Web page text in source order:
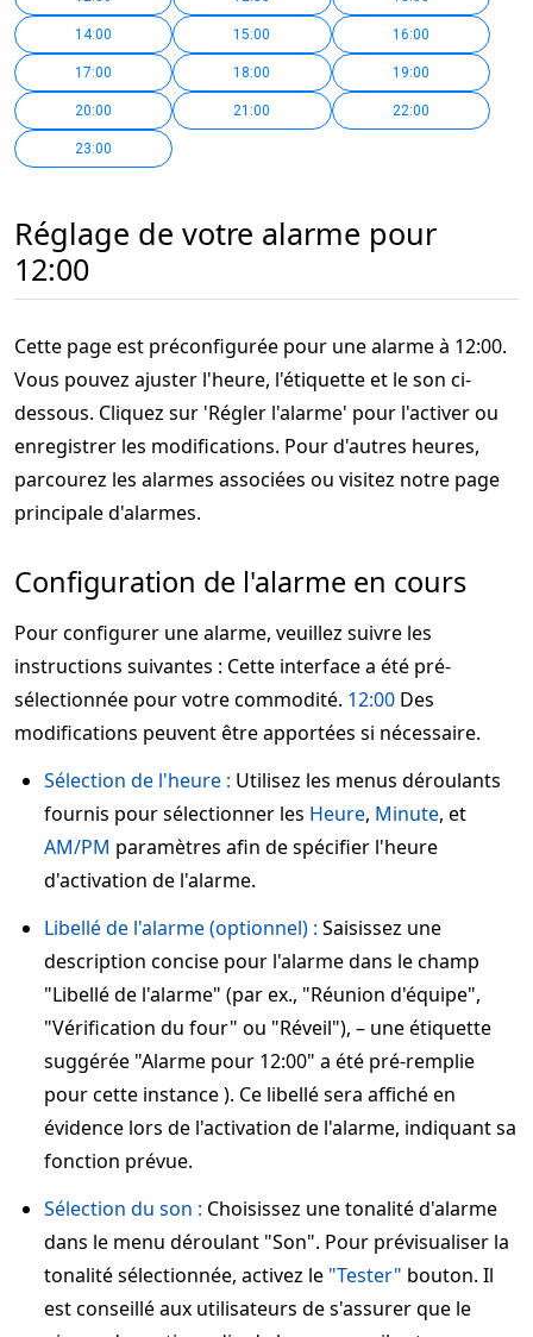
14:00 15:00 16:00
17:00 18:00 19:00
20:00 21:00 22:00
23:00
Réglage de votre alarme pour
12:00
Cette page est préconfigurée pour une alarme à 12:00.
Vous pouvez ajuster l'heure, l'étiquette et le son ci-
dessous. Cliquez sur 'Régler l'alarme' pour l'activer ou
enregistrer les modifications. Pour d'autres heures,
parcourez les alarmes associées ou visitez notre page
principale d'alarmes.
Configuration de l'alarme en cours
Pour configurer une alarme, veuillez suivre les
instructions suivantes : Cette interface a été pré-
sélectionnée pour votre commodité. 12:00 Des
modifications peuvent être apportées si nécessaire.
Sélection de l'heure : Utilisez les menus déroulants
fournis pour sélectionner les Heure, Minute, et
AM/PM paramètres afin de spécifier l'heure
d'activation de l'alarme.
Libellé de l'alarme (optionnel) : Saisissez une
description concise pour l'alarme dans le champ
"Libellé de l'alarme" (par ex., "Réunion d'équipe",
"Vérification du four" ou "Réveil"), – une étiquette
suggérée "Alarme pour 12:00" a été pré-remplie
pour cette instance ). Ce libellé sera affiché en
évidence lors de l'activation de l'alarme, indiquant sa
fonction prévue.
Sélection du son : Choisissez une tonalité d'alarme
dans le menu déroulant "Son". Pour prévisualiser la
tonalité sélectionnée, activez le "Tester" bouton. Il
est conseillé aux utilisateurs de s'assurer que le